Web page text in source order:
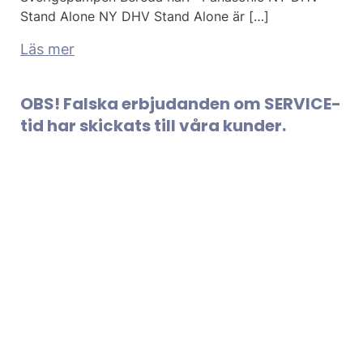
Stand Alone NY DHV Stand Alone är […]
Läs mer
OBS! Falska erbjudanden om SERVICE-
tid har skickats till våra kunder.